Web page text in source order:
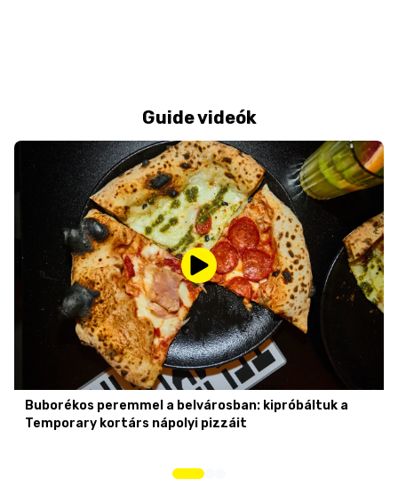
Guide videók
Buborékos peremmel a belvárosban: kipróbáltuk a
Temporary kortárs nápolyi pizzáit